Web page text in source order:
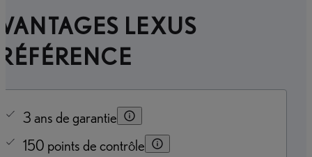
LEXUS
3 ans de garantie
150 points de contrôle